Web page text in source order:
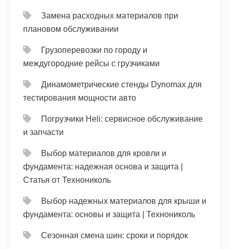
Замена расходных материалов при
плановом обслуживании
Грузоперевозки по городу и
междугородние рейсы с грузчиками
Динамометрические стенды Dynomax для
тестирования мощности авто
Погрузчики Heli: сервисное обслуживание
и запчасти
Выбор материалов для кровли и
фундамента: надежная основа и защита |
Статья от Технониколь
Выбор надежных материалов для крыши и
фундамента: основы и защита | Технониколь
Сезонная смена шин: сроки и порядок